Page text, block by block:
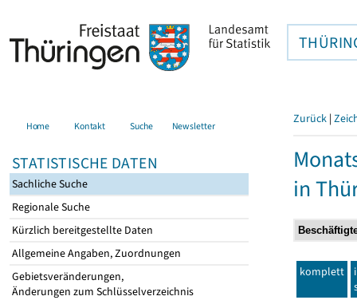
Home Kontakt Suche Newsletter
STATISTISCHE DATEN
Sachliche Suche
Regionale Suche
Kürzlich bereitgestellte Daten
Allgemeine Angaben, Zuordnungen
Gebietsveränderungen,
Änderungen zum Schlüsselverzeichnis
Zurück |
in
komplett